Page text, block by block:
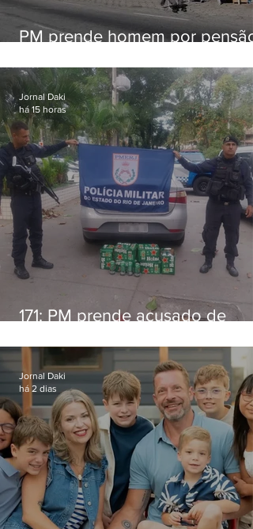
PM prende homem por pensão
171: PM prende acusado de
Niterói
Jornal Daki
há 15 horas
Jornal Daki
há 2 dias